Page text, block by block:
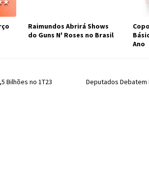
Raimundos Abrirá Shows
do Guns N' Roses no Brasil
Ano
Deputados Debatem
Bilhões no 1T23